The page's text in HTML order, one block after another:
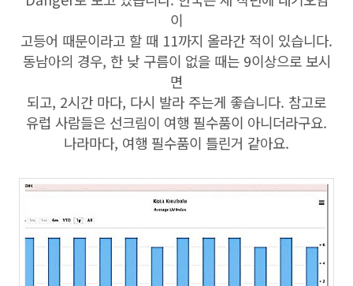
이
고등어 때문이라고 할 때 11까지 올라간 적이 있습니다.
동남아의 경우, 한 낮 구름이 없을 때는 9이상으로 보시
면
되고, 2시간 마다, 다시 발라 주는게 좋습니다. 참고로
유럽 사람들은 선크림이 여행 필수품이 아니더라구요.
나라마다, 여행 필수품이 틀린거 같아요.